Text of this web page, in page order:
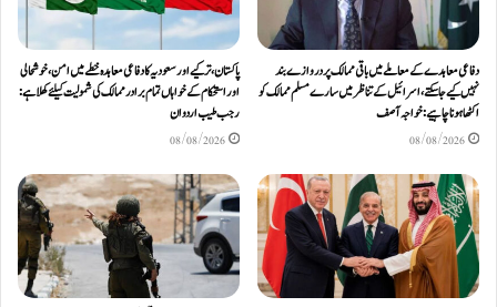
دفاعی معاہدےکے معاملے میں باقی ممالک پر دروازے بند
نہیں کیے جاسکتے، اسرائیل کے تناظر میں سارے مسلم ممالک کو
اکٹھا ہونا چاہیے: خواجہ آصف
08/08/2026
پاکستان، ترکیے اور سعودیہ کا دفاعی معاہدہ خطے میں امن، خوشحالی
اور استحکام کے خواہاں تمام برادر ممالک کی شمولیت کیلئےکھلا ہے:
رجب طیب اردوان
08/08/2026